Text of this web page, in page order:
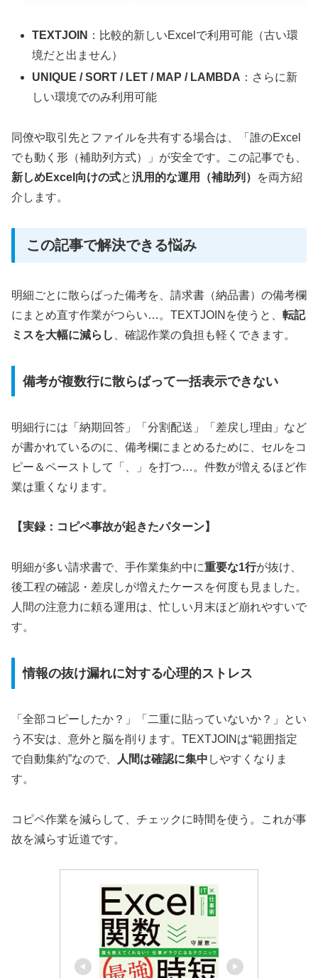
TEXTJOIN ：比較的新しいExcelで利用可能（古い環
境だと出ません）
UNIQUE / SORT / LET / MAP / LAMBDA ：さらに新
しい環境でのみ利用可能
同僚や取引先とファイルを共有する場合は、「誰のExcel
でも動く形（補助列方式）」が安全です。この記事でも、
新しめExcel向けの式と汎用的な運用（補助列）
を両方紹
介します。
この記事で解決できる悩み
明細ごとに散らばった備考を、請求書（納品書）の備考欄
にまとめ直す作業がつらい…。TEXTJOINを使うと、 転記
ミスを大幅に減らし
、確認作業の負担も軽くできます。
備考が複数行に散らばって一括表示できない
明細行には「納期回答」「分割配送」「差戻し理由」など
が書かれているのに、備考欄にまとめるために、セルをコ
ピー＆ペーストして「、」を打つ…。件数が増えるほど作
業は重くなります。
【実録：コピペ事故が起きたパターン】
明細が多い請求書で、手作業集約中に重要な1行が抜け、
後工程の確認・差戻しが増えたケースを何度も見ました。
人間の注意力に頼る運用は、忙しい月末ほど崩れやすいで
す。
情報の抜け漏れに対する心理的ストレス
「全部コピーしたか？」「二重に貼っていないか？」とい
う不安は、意外と脳を削ります。TEXTJOINは“範囲指定
で自動集約”なので、
人間は確認に集中 しやすくなりま
す。
コピペ作業を減らして、チェックに時間を使う。これが事
故を減らす近道です。